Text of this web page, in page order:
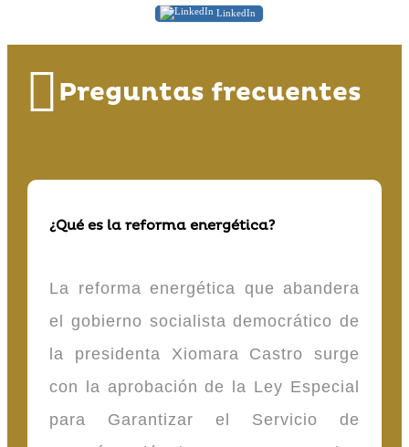
LinkedIn
Preguntas frecuentes
¿Qué es la reforma energética?
La reforma energética que abandera
el gobierno socialista democrático de
la presidenta Xiomara Castro surge
con la aprobación de la Ley Especial
para Garantizar el Servicio de